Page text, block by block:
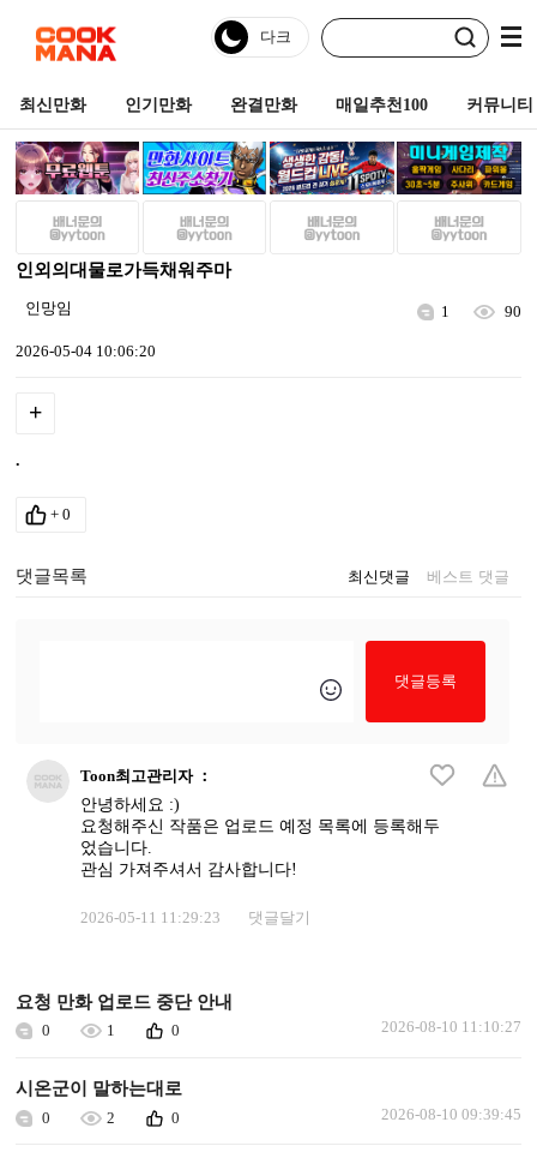
최신만화 인기만화 완결만화 매일추천100 커뮤니티
인외의대물로가득채워주마
인망임 1 90
2026-05-04 10:06:20
+
.
+ 0
댓글목록 최신댓글 베스트 댓글
댓글등록
Toon최고관리자 ：
안녕하세요 :)
요청해주신 작품은 업로드 예정 목록에 등록해두
었습니다.
관심 가져주셔서 감사합니다!
2026-05-11 11:29:23 댓글달기
요청 만화 업로드 중단 안내
0 1 0 2026-08-10 11:10:27
시온군이 말하는대로
0 2 0 2026-08-10 09:39:45